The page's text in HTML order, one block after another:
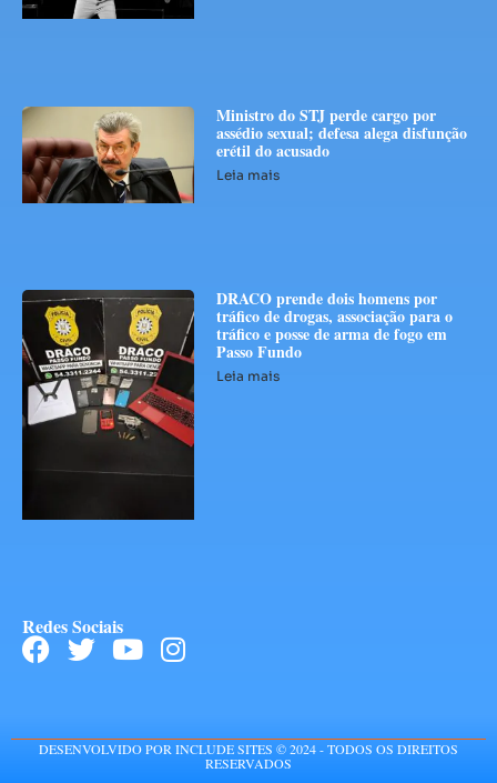
Ministro do STJ perde cargo por
assédio sexual; defesa alega disfunção
erétil do acusado
Leia mais
DRACO prende dois homens por
tráfico de drogas, associação para o
tráfico e posse de arma de fogo em
Passo Fundo
Leia mais
Redes Sociais
DESENVOLVIDO POR INCLUDE SITES © 2024 - TODOS OS DIREITOS
RESERVADOS